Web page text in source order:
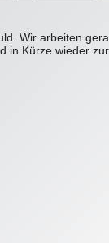
Wir arbeiten
in Kürze wieder